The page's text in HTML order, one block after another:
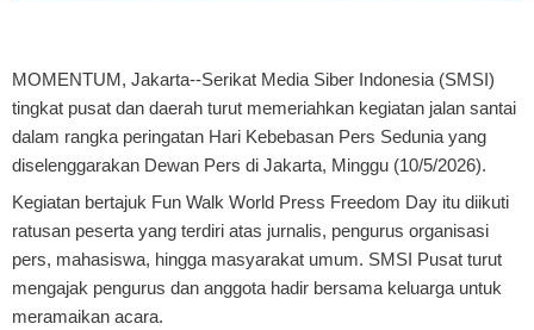
MOMENTUM, Jakarta--Serikat Media Siber Indonesia (SMSI)
tingkat pusat dan daerah turut memeriahkan kegiatan jalan santai
dalam rangka peringatan Hari Kebebasan Pers Sedunia yang
diselenggarakan Dewan Pers di Jakarta, Minggu (10/5/2026).
Kegiatan bertajuk Fun Walk World Press Freedom Day itu diikuti
ratusan peserta yang terdiri atas jurnalis, pengurus organisasi
pers, mahasiswa, hingga masyarakat umum. SMSI Pusat turut
mengajak pengurus dan anggota hadir bersama keluarga untuk
meramaikan acara.